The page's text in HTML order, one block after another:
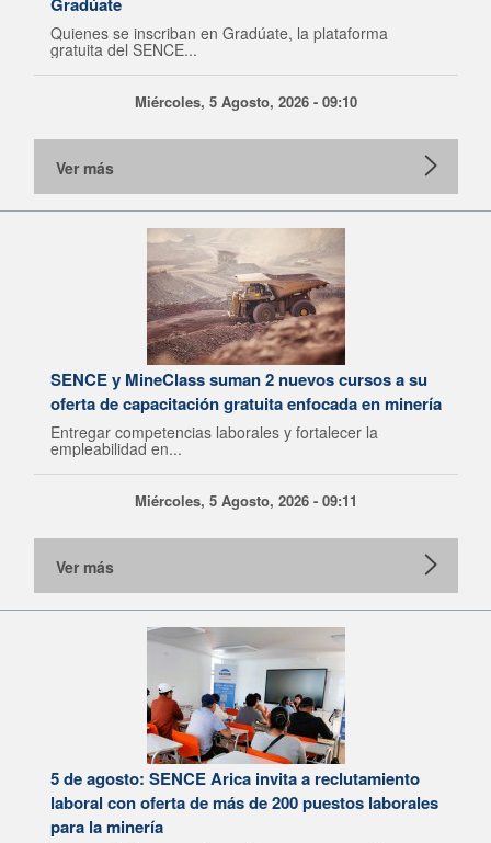
Quienes se inscriban en Gradúate, la plataforma
gratuita del SENCE...
Miércoles, 5 Agosto, 2026 - 09:10
Ver más
SENCE y MineClass suman 2 nuevos cursos a su
oferta de capacitación gratuita enfocada en minería
Entregar competencias laborales y fortalecer la
empleabilidad en...
Miércoles, 5 Agosto, 2026 - 09:11
Ver más
5 de agosto: SENCE Arica invita a reclutamiento
laboral con oferta de más de 200 puestos laborales
para la minería